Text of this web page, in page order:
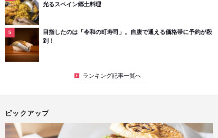
光るスペイン郷土料理
目指したのは「令和の町寿司」。自腹で通える価格帯に予約が殺
到！
ランキング記事一覧へ
ピックアップ